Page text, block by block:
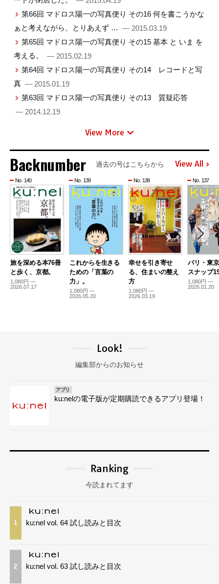
第66回 マドロス陽一の写真便り その16 何を書こうかな
ぁと考えながら、とりあえず … — 2015.03.19
第65回 マドロス陽一の写真便り その15 基本 と いま を
考える。
— 2015.02.19
第64回 マドロス陽一の写真便り その14 レコードと写
真 — 2015.01.19
第63回 マドロス陽一の写真便り その13 質疑応答
— 2014.12.19
View More
Backnumber 過去の号はこちらから View All
No. 140
旅を深める本76冊
と歩く、京都。
1,080円 —
2026.07.17
No. 139
これからを生きる
ための「言葉の
力」。
1,080円 —
2026.05.20
No. 138
幸せを引き寄せ
る、住まいの整え
方
1,080円 —
2026.03.19
No. 137
パリ・東
スナップ
1,080円 —
2026.01.20
Look!
編集部からのお知らせ
アプリ
ku:nelの電子版が定期購読できるアプリ登場！
Ranking
今読まれてます
1 ku:nel vol. 64 試し読みと目次
2 ku:nel vol. 63 試し読みと目次